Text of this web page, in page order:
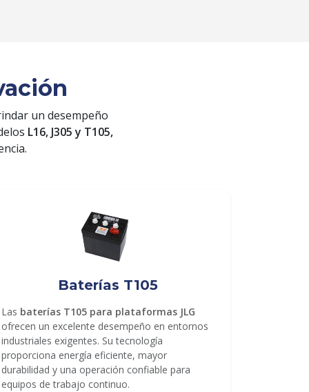
un desempeño
L16, J305 y T105,
Baterías T105
Las baterías T105 para plataformas JLG
ofrecen un excelente desempeño en entornos
industriales exigentes. Su tecnología
proporciona energía eficiente, mayor
durabilidad y una operación confiable para
equipos de trabajo continuo.